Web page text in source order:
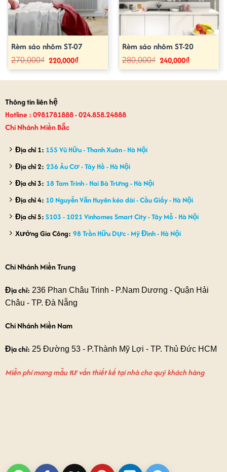
Rèm sáo nhôm ST-07
270,000₫ Giá
gốc
là:
270,000₫.
220,000₫Giá
tại
là:
Rèm sáo nhôm ST-20
280,000₫ Giá
gốc
là:
280,000₫.
240,000₫Giá
tại
là:
Thông tin liên hệ
Hotline : 0981781888 - 024.858.24888
Chi Nhánh Miền Bắc
Địa chỉ 1: 155 Vũ Hữu - Thanh Xuân - Hà Nội
Địa chỉ 2: 236 Âu Cơ - Tây Hồ - Hà Nội
Địa chỉ 3: 18 Tam Trinh - Hai Bà Trưng - Hà Nội
Địa chỉ 4: 10 Nguyễn Văn Huyên kéo dài - Cầu Giấy - Hà Nội
Địa chỉ 5: S103 - 1021 Vinhomes Smart City - Tây Mỗ - Hà Nội
Xưởng Gia Công: 98 Trần Hữu Dực - Mỹ Đình - Hà Nội
Chi Nhánh Miền Trung
Địa chỉ: 236 Phan Châu Trinh - P.Nam Dương - Quận Hải
Châu - TP. Đà Nẵng
Chi Nhánh Miền Nam
Địa chỉ: 25 Đường 53 - P.Thành Mỹ Lợi - TP. Thủ Đức HCM
Miễn phí mang mẫu tư vấn thiết kế tại nhà cho quý khách hàng